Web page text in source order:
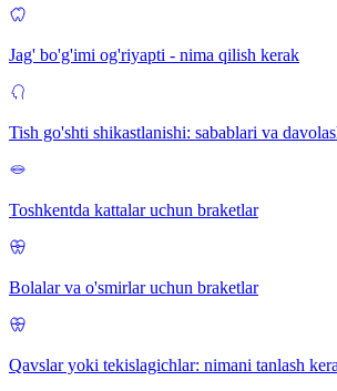
Jag' bo'g'imi og'riyapti - nima qilish kerak
Tish go'shti shikastlanishi: sabablari va
Toshkentda kattalar uchun braketlar
Bolalar va o'smirlar uchun braketlar
Qavslar yoki tekislagichlar: nimani tanlash